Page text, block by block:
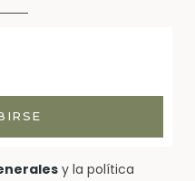
y la política